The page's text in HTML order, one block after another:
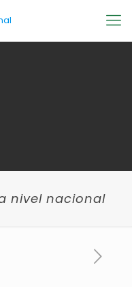
nivel nacional